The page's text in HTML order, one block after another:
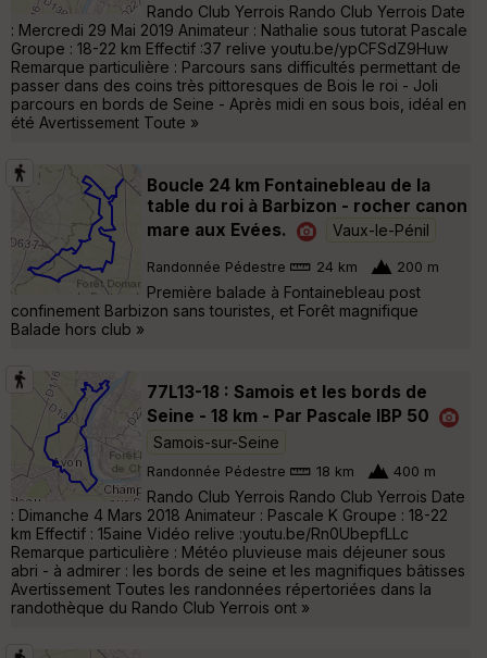
Rando Club Yerrois Rando Club Yerrois Date
: Mercredi 29 Mai 2019 Animateur : Nathalie sous tutorat Pascale
Groupe : 18-22 km Effectif :37 relive youtu.be/ypCFSdZ9Huw
Remarque particulière : Parcours sans difficultés permettant de
passer dans des coins très pittoresques de Bois le roi - Joli
parcours en bords de Seine - Après midi en sous bois, idéal en
été Avertissement Toute »
Boucle 24 km Fontainebleau de la
table du roi à Barbizon - rocher canon
mare aux Evées.
Vaux-le-Pénil
Randonnée Pédestre 24 km 200 m
Première balade à Fontainebleau post
confinement Barbizon sans touristes, et Forêt magnifique
Balade hors club »
77L13-18 : Samois et les bords de
Seine - 18 km - Par Pascale IBP 50
Samois-sur-Seine
Randonnée Pédestre 18 km 400 m
Rando Club Yerrois Rando Club Yerrois Date
: Dimanche 4 Mars 2018 Animateur : Pascale K Groupe : 18-22
km Effectif : 15aine Vidéo relive :youtu.be/Rn0UbepfLLc
Remarque particulière : Météo pluvieuse mais déjeuner sous
abri - à admirer : les bords de seine et les magnifiques bâtisses
Avertissement Toutes les randonnées répertoriées dans la
randothèque du Rando Club Yerrois ont »